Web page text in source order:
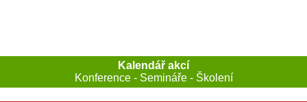
Kalendář akcí
Konference - Semináře - Školení